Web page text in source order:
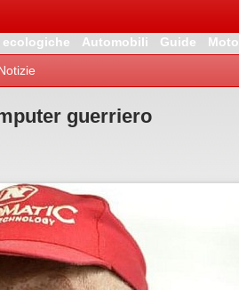
ecologiche Automobili Guide
Moto
guerriero